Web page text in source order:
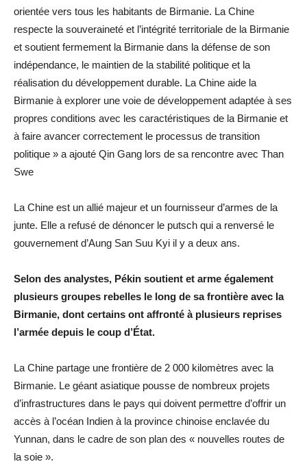
orientée vers tous les habitants de Birmanie. La Chine
respecte la souveraineté et l’intégrité territoriale de la Birmanie
et soutient fermement la Birmanie dans la défense de son
indépendance, le maintien de la stabilité politique et la
réalisation du développement durable. La Chine aide la
Birmanie à explorer une voie de développement adaptée à ses
propres conditions avec les caractéristiques de la Birmanie et
à faire avancer correctement le processus de transition
politique » a ajouté Qin Gang lors de sa rencontre avec Than
Swe
La Chine est un allié majeur et un fournisseur d’armes de la
junte. Elle a refusé de dénoncer le putsch qui a renversé le
gouvernement d’Aung San Suu Kyi il y a deux ans.
Selon des analystes, Pékin soutient et arme également
plusieurs groupes rebelles le long de sa frontière avec la
Birmanie, dont certains ont affronté à plusieurs reprises
l’armée depuis le coup d’État.
La Chine partage une frontière de 2 000 kilomètres avec la
Birmanie. Le géant asiatique pousse de nombreux projets
d’infrastructures dans le pays qui doivent permettre d’offrir un
accès à l’océan Indien à la province chinoise enclavée du
Yunnan, dans le cadre de son plan des « nouvelles routes de
la soie ».